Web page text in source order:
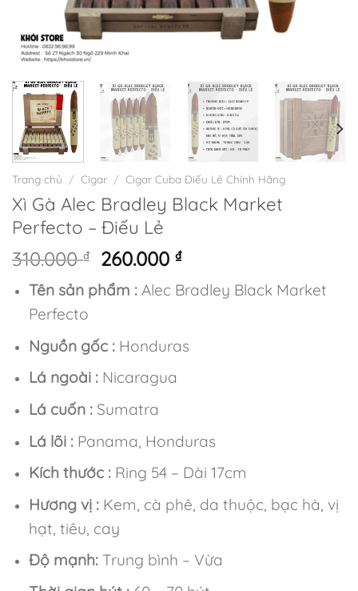
Trang chủ / Cigar / Cigar Cuba Điếu Lẻ Chính Hãng
Xì Gà Alec Bradley Black Market
Perfecto – Điếu Lẻ
310.000₫
Giá
gốc
là:
260.000₫Giá
tại
Tên sản phẩm :Alec Bradley Black Market
Perfecto
Nguồn gốc : Honduras
Lá ngoài :Nicaragua
Lá cuốn :Sumatra
Lá lõi :Panama, Honduras
Kích thước : Ring 54 – Dài 17cm
Hương vị : Kem, cà phê, da thuộc, bạc hà, vị
hạt, tiêu, cay
Độ mạnh: Trung bình – Vừa